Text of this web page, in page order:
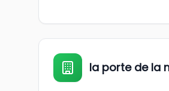
la porte de la